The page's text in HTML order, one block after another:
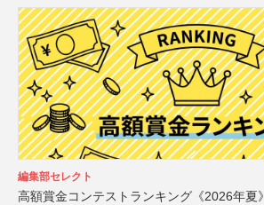
編集部セレクト
高額賞金コンテストランキング《2026年夏》